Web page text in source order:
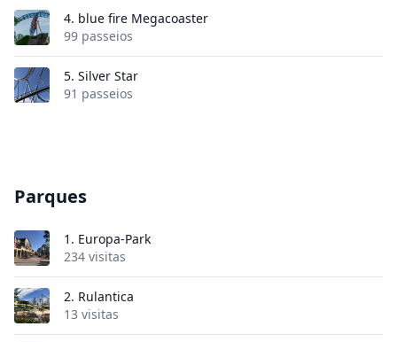
4. blue fire Megacoaster
99 passeios
5. Silver Star
91 passeios
Parques
1. Europa-Park
234 visitas
2. Rulantica
13 visitas